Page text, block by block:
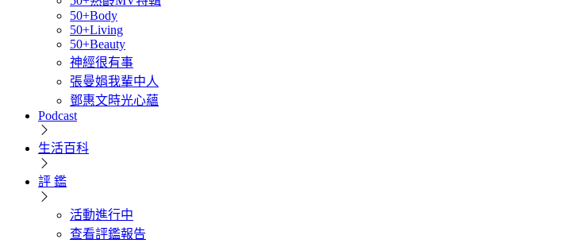
50+Body
50+Living
50+Beauty
神經很有事
張曼娟我輩中人
鄧惠文時光心蘊
Podcast
生活百科
評 鑑
活動進行中
查看評鑑報告